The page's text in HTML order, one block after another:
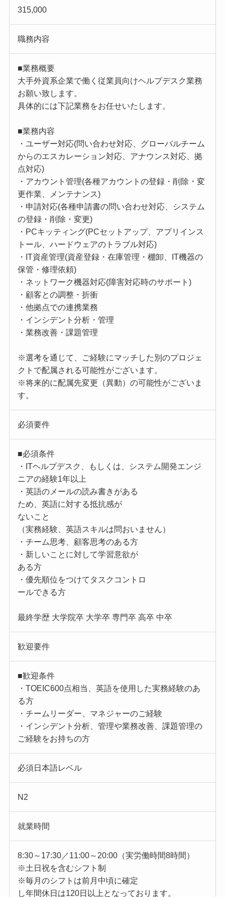
315,000
職務内容
■業務概要
大手外資系企業で働く従業員向けヘルプデスク業務
お願い致します。
具体的には下記業務をお任せいたします。
■業務内容
・ユーザー対応(問い合わせ対応、グローバルチーム
からのエスカレーション対応、アナウンス対応、拠
点対応)
・アカウント管理(各種アカウントの登録・削除・変
更作業、メンテナンス)
・申請対応(各種申請書の問い合わせ対応、システム
の登録・削除・変更)
・PCキッティング(PCセットアップ、アプリインス
トール、ハードウェアのトラブル対応)
・IT資産管理(資産登録・在庫管理・棚卸、IT機器の
保管・修理依頼)
・ネットワーク機器対応(障害対応時のサポート)
・顧客との調整・折衝
・他拠点での連携業務
・インシデント分析・管理
・業務改善・課題管理
※選考を通じて、ご経験にマッチした別のプロジェ
クトで配属される可能性がございます。
※将来的に配属先変更（異動）の可能性がございま
す。
必須要件
■必須条件
・ITヘルプデスク、もしくは、システム開発エンジ
ニアの経験1年以上
・英語のメールの読み書きがある
ため、英語に対する抵抗感が
ないこと
（実務経験、英語スキルは問おいません）
・チーム思考、顧客思考のある方
・新しいことに対して学習意欲が
ある方
・優先順位をつけてタスクコントロ
ールできる方
最終学歴 大学院卒 大学卒 専門卒 高卒 中卒
歓迎要件
■歓迎条件
・TOEIC600点相当、英語を使用した実務経験のあ
る方
・チームリーダー、マネジャーのご経験
・インシデント分析、管理や業務改善、課題管理の
ご経験をお持ちの方
必須日本語レベル
N2
就業時間
8:30～17:30／11:00～20:00（実労働時間8時間）
※土日祝を含むシフト制
※毎月のシフトは前月中頃に確定
し年間休日は120日以上となっております。